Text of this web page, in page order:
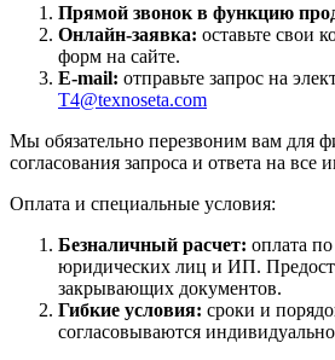
Прямой звонок в функцию
Онлайн-заявка: оставьте свои
форм на сайте.
E-mail: отправьте запрос на
T4@texnoseta.com
Мы обязательно перезвоним вам для
согласования запроса и ответа на
Оплата и специальные условия:
Безналичный расчет: оплата
юридических лиц и ИП.
закрывающих документов.
Гибкие условия: сроки и
согласовываются